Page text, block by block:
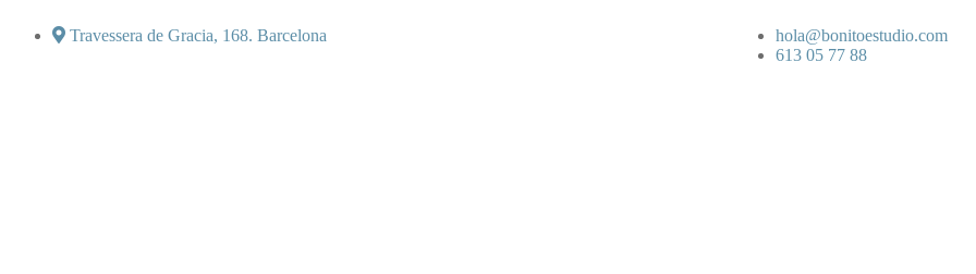
Travessera de Gracia, 168. Barcelona
hola@bonitoestudio.com
613 05 77 88